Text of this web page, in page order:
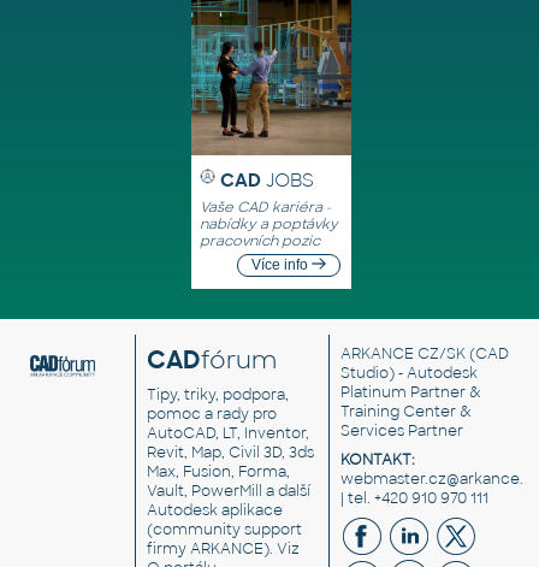
CAD JOBS
Vaše CAD kariéra -
nabídky a poptávky
pracovních pozic
Více info
CADfórum
Tipy, triky, podpora,
pomoc a rady pro
AutoCAD, LT, Inventor,
Revit, Map, Civil 3D, 3ds
Max, Fusion, Forma,
Vault, PowerMill a další
Autodesk aplikace
(community support
firmy ARKANCE). Viz
ARKANCE CZ/SK(CAD
Studio) - Autodesk
Platinum Partner &
Training Center &
Services Partner
KONTAKT:
| tel. +420 910 970 111